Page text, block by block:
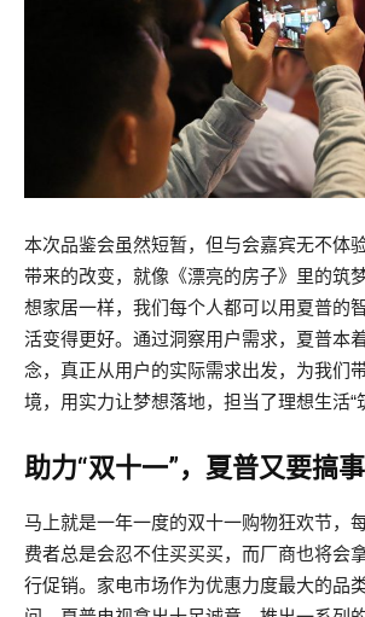
本次品鉴会虽然短暂，但与会嘉宾无不体
带来的改变，就像《漂亮的房子》里的筑
想家居一样，我们每个人都可以用夏普的
活变得更好。通过洞察用户需求，夏普本
念，真正从用户的实际需求出发，为我们
境，用实力让梦想落地，担当了理想生活“
助力“双十一”，夏普又要搞
马上就是一年一度的双十一购物狂欢节，
费者总是会忍不住买买买，而厂商也将会
行促销。家电市场作为优惠力度最大的品